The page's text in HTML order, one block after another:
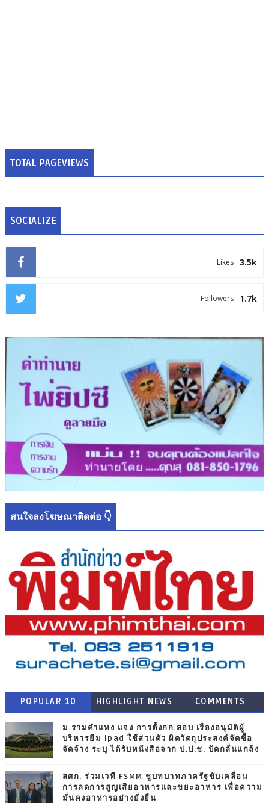
TOTAL PAGEVIEWS
SOCIALIZE
3.5k
Likes
1.7k
Followers
สนใจลงโฆษณาติดต่อ 👇
POPULAR 10 HIGHLIGHT NEWS COMMENTS
ม.รามคำแหง แจง การตั้งกก.สอบ เรื่องอนุมัติผู้
บริหารยืม ipad ใช้ส่วนตัว ผิดวัตถุประสงค์จัดซื้อ
จัดจ้าง ระบุ ได้รับหนังสือจาก ป.ป.ช. ปัดกลั่นแกล้ง
สศก. ร่วมเวที FSMM ชูบทบาทภาครัฐขับเคลื่อน
การลดการสูญเสียอาหารและขยะอาหาร เพื่อความ
มั่นคงอาหารอย่างยั่งยืน